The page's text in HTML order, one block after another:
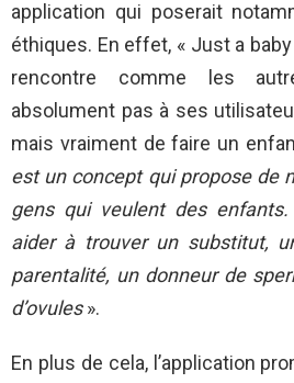
application qui poserait
éthiques. En effet, « Just a
rencontre comme les
absolument pas à ses
mais vraiment de faire un
est un concept qui propose de
gens qui veulent des
aider à trouver un substitut,
parentalité, un donneur de
d’ovules».
En plus de cela, l’application